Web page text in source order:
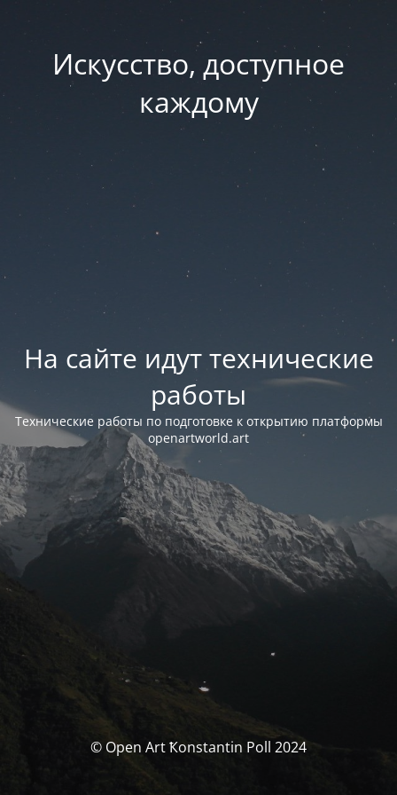
Искусство, доступное
каждому
На сайте идут технические
работы
Технические работы по подготовке к открытию платформы
openartworld.art
© Open Art Ҟonstantin Poll 2024